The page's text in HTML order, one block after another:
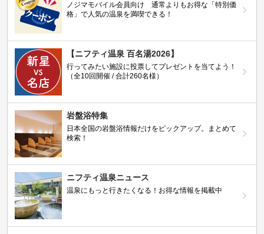
ノジマモバイル会員向け 通常よりもお得な「特別価
格」で人気の温泉を満喫できる！
【ニフティ温泉 百名湯2026】
行ってみたい施設に投票してプレゼントを当てよう！
（全10回開催 / 合計260名様）
岩盤浴特集
日本全国の岩盤浴情報だけをピックアップ。まとめて
検索！
ニフティ温泉ニュース
温泉にもっと行きたくなる！お得な情報を掲載中